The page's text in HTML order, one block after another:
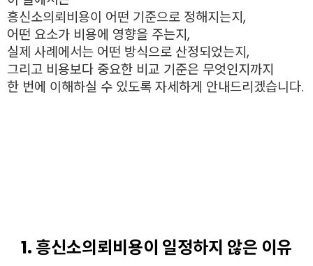
흥신소의뢰비용이 어떤 기준으로 정해지는지,
어떤 요소가 비용에 영향을 주는지,
실제 사례에서는 어떤 방식으로 산정되었는지,
그리고 비용보다 중요한 비교 기준은 무엇인지까지
한 번에 이해하실 수 있도록 자세하게 안내드리겠습니다.
1. 흥신소의뢰비용이 일정하지 않은 이유